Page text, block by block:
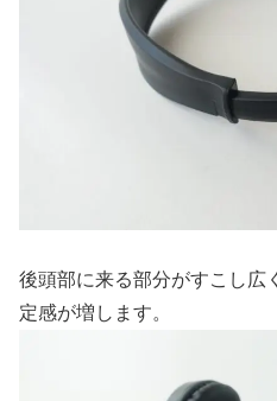
後頭部に来る部分がすこし広
定感が増します。